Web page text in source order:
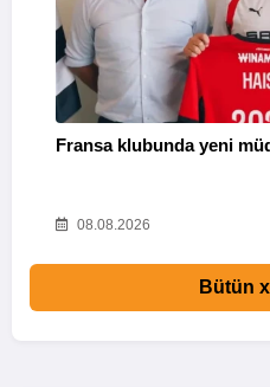
Fransa klubunda yeni
08.08.2026
Bütün